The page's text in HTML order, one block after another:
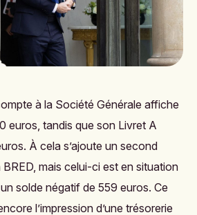
à la Société Générale affiche
euros, tandis que son Livret A
À cela s’ajoute un second
mais celui-ci est en situation
solde négatif de 559 euros. Ce
l’impression d’une trésorerie